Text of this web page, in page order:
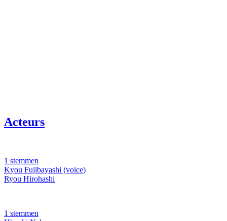
Acteurs
1 stemmen
Kyou Fujibayashi (voice)
Ryou Hirohashi
1 stemmen